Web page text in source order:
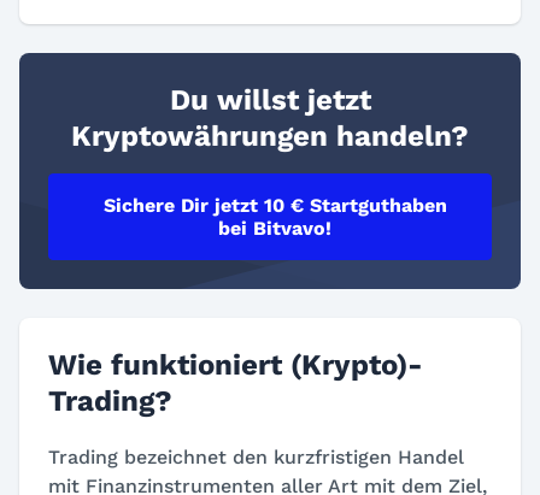
Du willst jetzt
Kryptowährungen handeln?
Sichere Dir jetzt 10 € Startguthaben
bei Bitvavo!
Wie funktioniert (Krypto)-
Trading?
Trading bezeichnet den kurzfristigen Handel
mit Finanzinstrumenten aller Art mit dem Ziel,